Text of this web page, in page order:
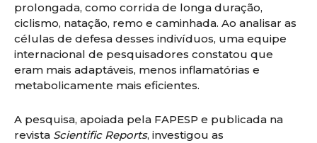
prolongada, como corrida de longa duração,
ciclismo, natação, remo e caminhada. Ao analisar as
células de defesa desses indivíduos, uma equipe
internacional de pesquisadores constatou que
eram mais adaptáveis, menos inflamatórias e
metabolicamente mais eficientes.
A pesquisa, apoiada pela FAPESP e publicada na
revista Scientific Reports, investigou as